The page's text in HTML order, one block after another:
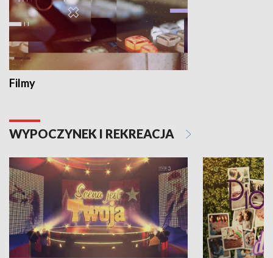
Filmy
WYPOCZYNEK I REKREACJA